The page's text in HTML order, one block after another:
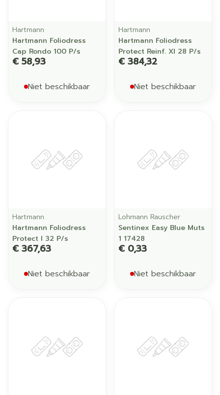
Hartmann
Hartmann Foliodress
Cap Rondo 100 P/s
€ 58,93
Niet beschikbaar
Hartmann
Hartmann Foliodress
Protect Reinf. Xl 28 P/s
€ 384,32
Niet beschikbaar
Hartmann
Hartmann Foliodress
Protect l 32 P/s
€ 367,63
Niet beschikbaar
Lohmann Rauscher
Sentinex Easy Blue Muts
1 17428
€ 0,33
Niet beschikbaar